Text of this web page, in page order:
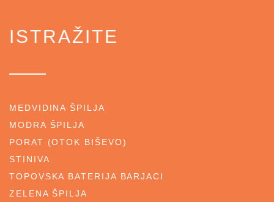
ISTRAŽITE
MEDVIDINA ŠPILJA
MODRA ŠPILJA
PORAT (OTOK BIŠEVO)
STINIVA
TOPOVSKA BATERIJA BARJACI
ZELENA ŠPILJA